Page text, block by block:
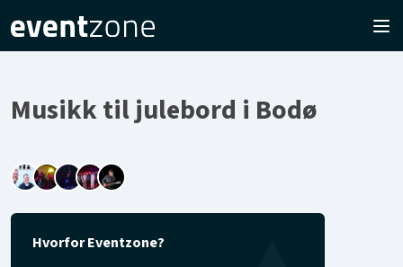
Musikk til julebord i Bodø
Hvorfor Eventzone?